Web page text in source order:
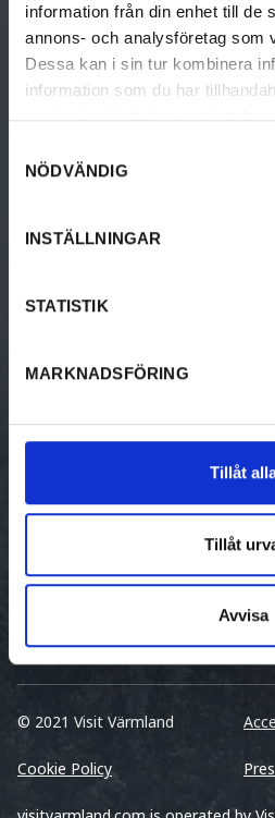
information från din enhet till de
annons- och analysföretag som
Dessa kan i sin tur kombinera
information som du har
samlat in när du har använt
NÖDVÄNDIG
INSTÄLLNINGAR
STATISTIK
MARKNADSFÖRING
Tillåt
Tillåt
Avvisa
Accommodation
Design & shopping
Events
Camping
Hostel
Unique Accommodation
© 2021 Visit Värmland
Cookie Policy